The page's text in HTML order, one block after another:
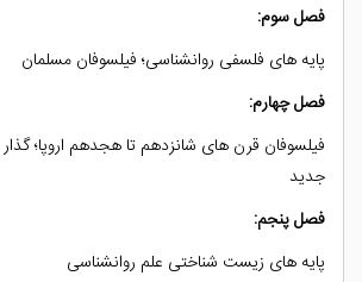
فصل سوم:
پایه های فلسفی روانشناسی؛ فیلسوفان مسلمان
فصل چهارم:
فیلسوفان قرن های شانزدهم تا هجدهم اروپا؛
جدید
فصل پنجم:
پایه های زیست شناختی علم روانشناسی